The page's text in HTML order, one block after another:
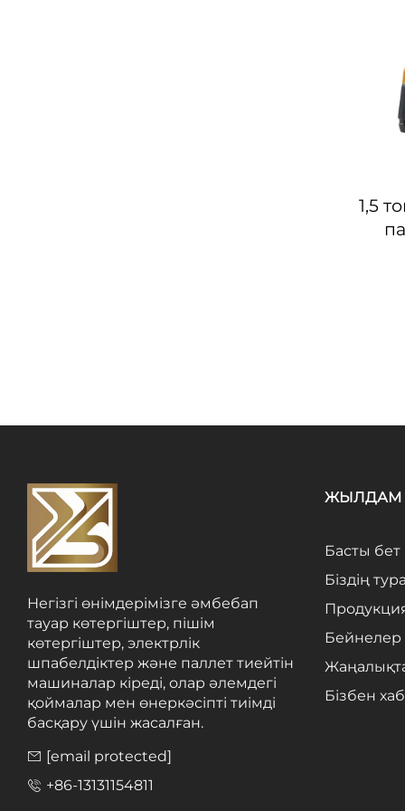
1,5
Негізгі өнімдерімізге әмбебап
тауар көтергіштер, пішім
көтергіштер, электрлік
шпабелдіктер және паллет тиейтін
машиналар кіреді, олар әлемдегі
қоймалар мен өнеркәсіпті тиімді
басқару үшін жасалған.
[email protected]
+86-13131154811
ЖЫЛДАМ
Басты бет
Біздің
Бейнелер
Бізбен